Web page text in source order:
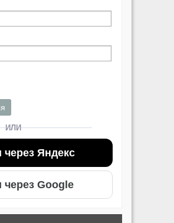
ИЛИ
через Яндекс
через Google